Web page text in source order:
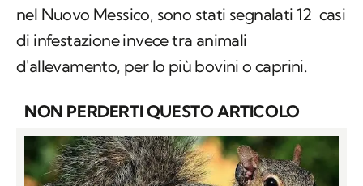
nel Nuovo Messico, sono stati segnalati 12 casi
di infestazione invece tra animali
d'allevamento, per lo più bovini o caprini.
NON PERDERTI QUESTO ARTICOLO